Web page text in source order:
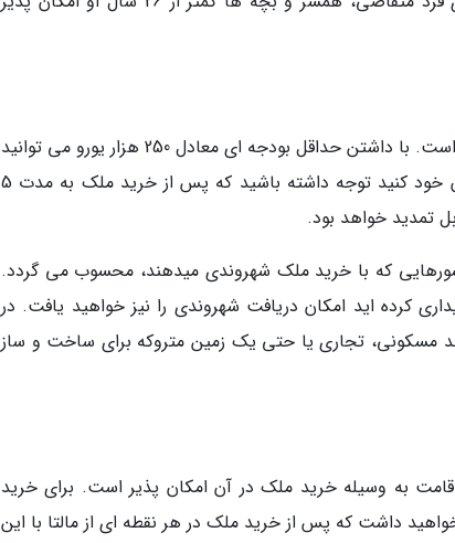
یکی دیگر از کشورهایی که با خرید ملک اقامت میدن، یونان است. با داشتن حداقل بودجه ای معادل 250 هزار یورو می توانید
در یونان صاحب ملک شوید و اقامت دائم این کشور را از آن خود کنید توجه داشته باشید که پس از خرید ملک به مدت 5
تمدید خواهد بود.
که با خرید ملک شهروندی میدهند، محسوب می گردد.
خریداری کرده اید امکان دریافت شهروندی را نیز خواهید یافت. در
مسکونی، تجاری یا حتی یک زمین متروکه برای ساخت و ساز
به وسیله خرید ملک در آن امکان پذیر است. برای خرید
حدود 700 هزار یورو احتیاج خواهید داشت که پس از خرید ملک در هر نقطه ای از مالتا با این